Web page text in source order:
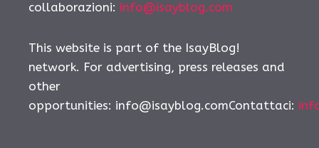
collaborazioni: info@isayblog.com
This website is part of the IsayBlog!
network. For advertising, press releases and
other
opportunities: info@isayblog.comContattaci: